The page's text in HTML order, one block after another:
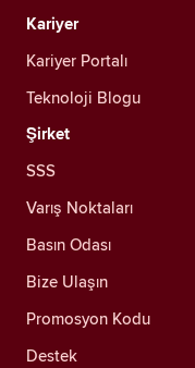
Kariyer
Kariyer Portalı
Teknoloji Blogu
Şirket
SSS
Varış Noktaları
Basın Odası
Bize Ulaşın
Promosyon Kodu
Destek